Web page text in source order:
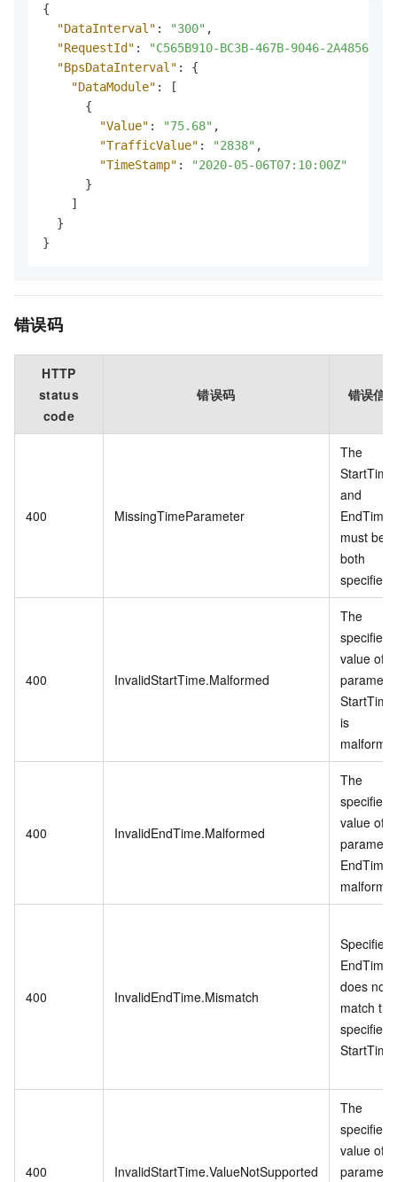
{
"DataInterval" : "300" ,
"RequestId" :
"C565B910-BC3B-467B-9046-
"BpsDataInterval" :
{
"DataModule" :
[
{
"Value" : "75.68" ,
"TrafficValue" : "2838" ,
"TimeStamp" :
"2020-05-06T07:10:00Z"
}
]
}
}
错误码
HTTP
status
code
错误码 错误信
400 MissingTimeParameter
The
StartTime
and
EndTime
must be
both
specified.
400 InvalidStartTime.Malformed
The
specified
value of
StartTime
is
400 InvalidEndTime.Malformed
The
specified
value of
EndTime
400 InvalidEndTime.Mismatch
Specified
EndTime
does not
match the
specified
400 InvalidStartTime.ValueNotSupported
The
specified
value of